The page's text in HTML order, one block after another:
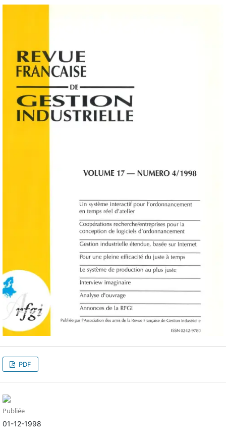
PDF
Publiée
01-12-1998